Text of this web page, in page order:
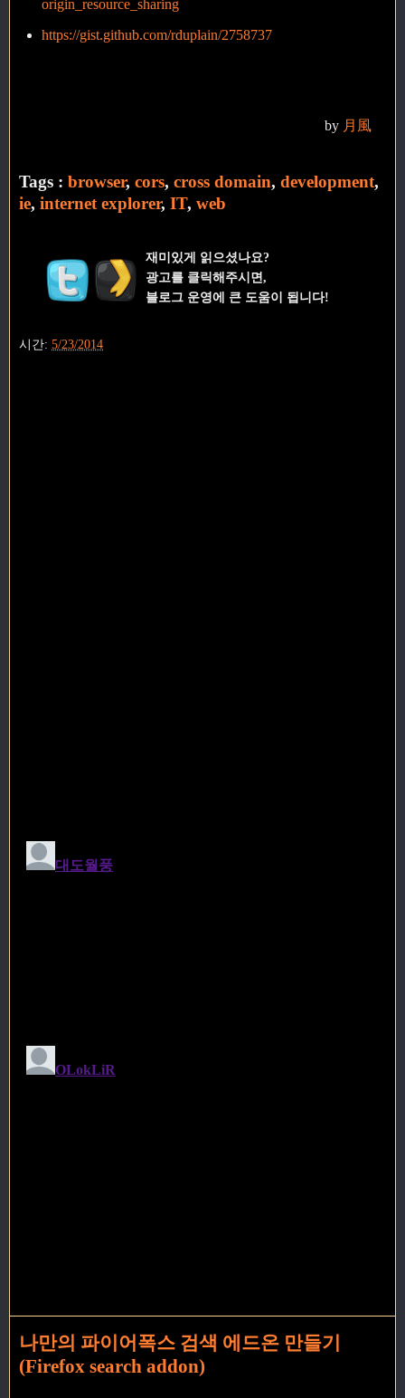
origin_resource_sharing
https://gist.github.com/rduplain/2758737
by 月風
Tags : browser, cors, cross domain, development,
ie, internet explorer, IT, web
재미있게 읽으셨나요?
광고를 클릭해주시면,
블로그 운영에 큰 도움이 됩니다!
시간: 5/23/2014
나만의 파이어폭스 검색 에드온 만들기
(Firefox search addon)